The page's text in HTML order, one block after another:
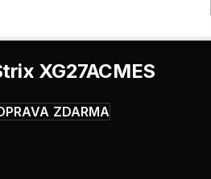
XG27ACMES
ZDARMA